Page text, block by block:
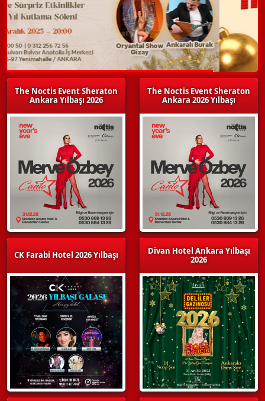
The Noctis Event Sheraton
Ankara Yılbaşı 2026
CK Farabi Hotel 2026 Yılbaşı
The Noctis Event Sheraton
Ankara 2026 Yılbaşı
Divan Hotel Ankara Yılbaşı
2026